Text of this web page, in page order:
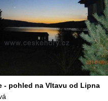
- pohled na Vltavu od Lipna